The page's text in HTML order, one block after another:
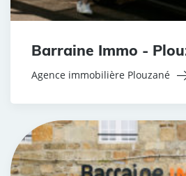
Barraine Immo -
Agence immobilière Plouzané